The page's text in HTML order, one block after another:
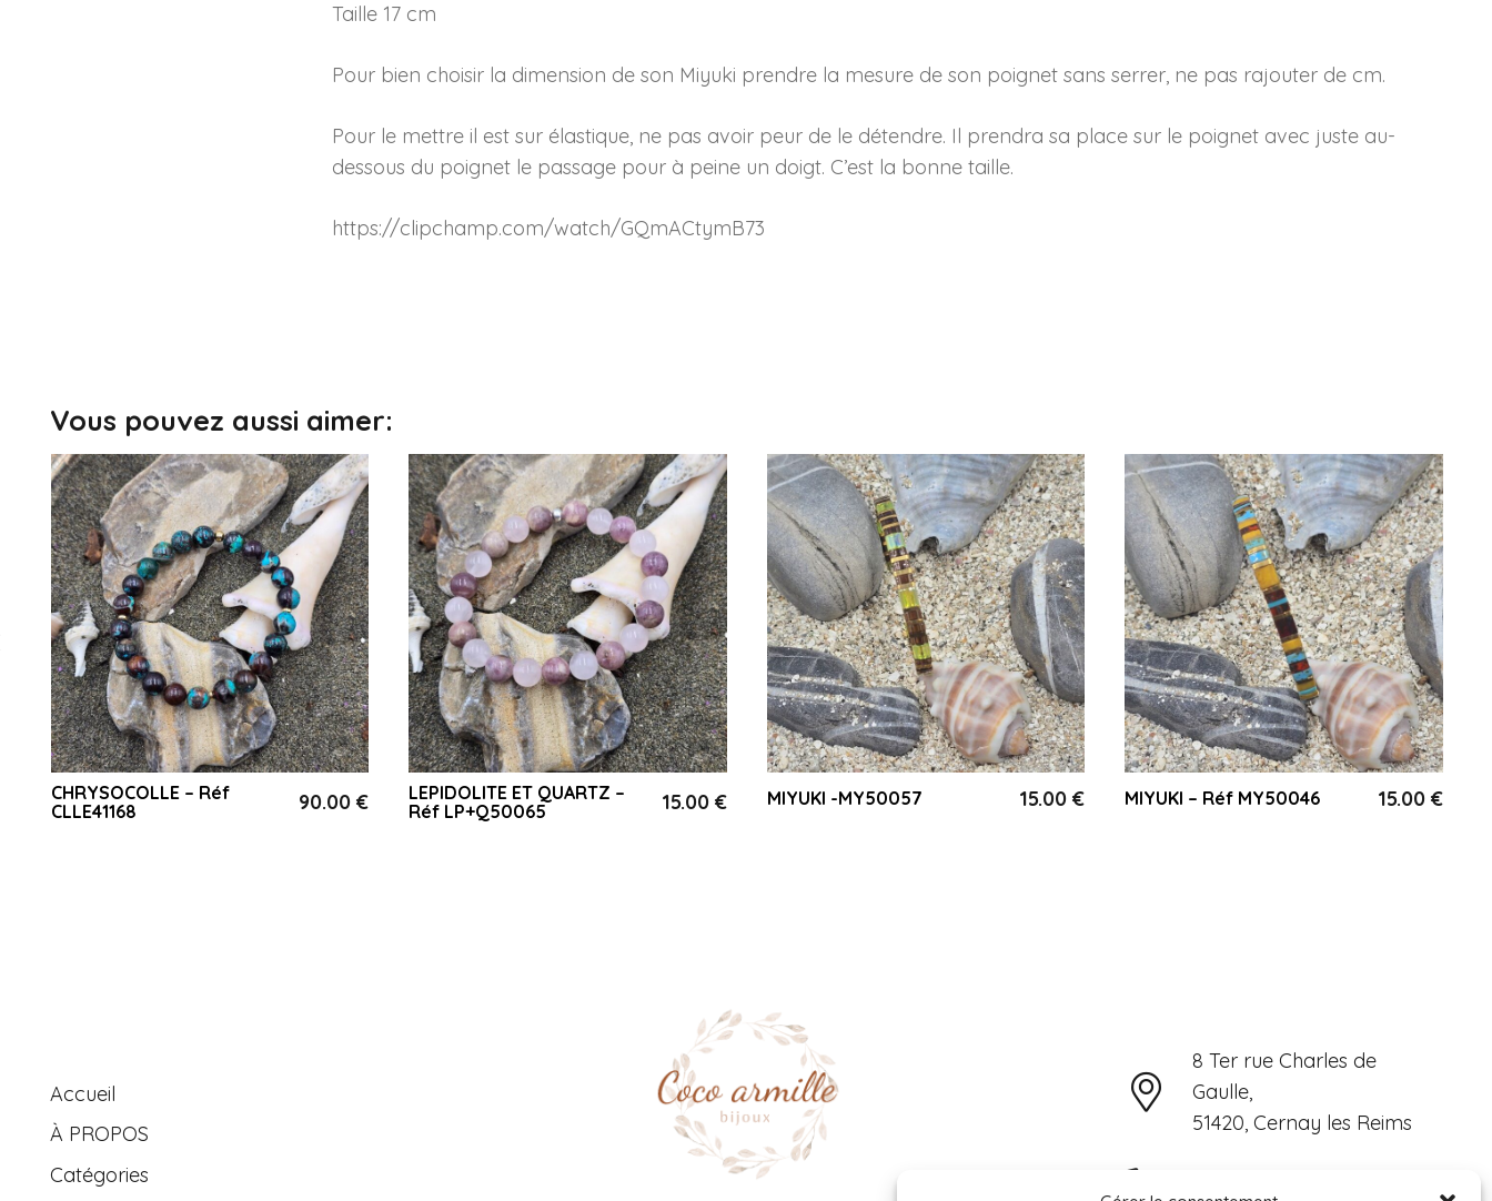
Taille 17 cm
Pour bien choisir la dimension de son Miyuki prendre la mesure de son poignet sans serrer, ne pas rajouter de cm.
Pour le mettre il est sur élastique, ne pas avoir peur de le détendre. Il prendra sa place sur le poignet avec juste au-
dessous du poignet le passage pour à peine un doigt. C’est la bonne taille.
https://clipchamp.com/watch/GQmACtymB73
Vous pouvez aussi aimer:
CHRYSOCOLLE – Réf
CLLE41168
90.00 €
LEPIDOLITE ET QUARTZ –
Réf LP+Q50065
15.00 € MIYUKI -MY50057 15.00 € MIYUKI – Réf MY50046 15.00 €
Accueil
À PROPOS
Catégories
8 Ter rue Charles de
Gaulle,
51420, Cernay les Reims